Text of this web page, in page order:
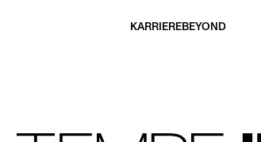
KARRIEREBEYOND